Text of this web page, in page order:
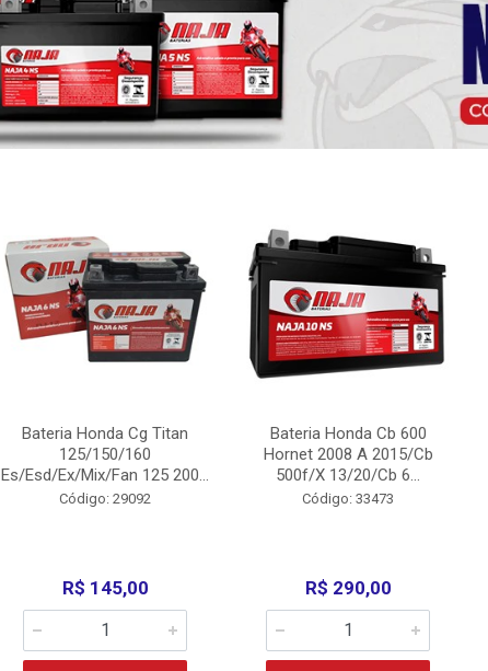
Bateria Honda Cg Titan
125/150/160
Es/Esd/Ex/Mix/Fan 125 200...
Código: 29092
R$ 145,00
Bateria Honda Cb 600
Hornet 2008 A 2015/Cb
500f/X 13/20/Cb 6...
Código: 33473
R$ 290,00